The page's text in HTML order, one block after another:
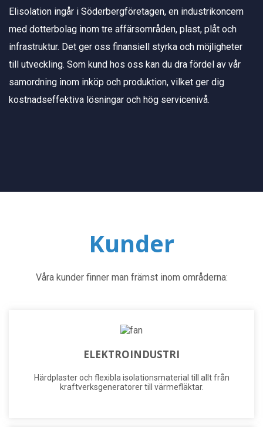
Elisolation ingår i Söderbergföretagen, en industrikoncern
med dotterbolag inom tre affärsområden, plast, plåt och
infrastruktur. Det ger oss finansiell styrka och möjligheter
till utveckling. Som kund hos oss kan du dra fördel av vår
samordning inom inköp och produktion, vilket ger dig
kostnadseffektiva lösningar och hög servicenivå.
Kunder
Våra kunder finner man främst inom områderna:
ELEKTROINDUSTRI
Härdplaster och flexibla isolationsmaterial till allt från
kraftverksgeneratorer till värmefläktar.